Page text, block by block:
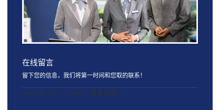
在线留言
留下您的信息，我们将第一时间和您取的联系！
[quform id="1" name="询盘记录"]